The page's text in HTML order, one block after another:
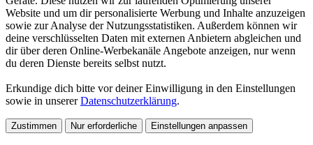
Website und um dir personalisierte Werbung und Inhalte anzuzeigen
sowie zur Analyse der Nutzungsstatistiken. Außerdem können wir
deine verschlüsselten Daten mit externen Anbietern abgleichen und
dir über deren Online-Werbekanäle Angebote anzeigen, nur wenn
du deren Dienste bereits selbst nutzt.
Erkundige dich bitte vor deiner Einwilligung in den Einstellungen
sowie in unsererDatenschutzerklärung.
Zustimmen Nur erforderliche Einstellungen anpassen